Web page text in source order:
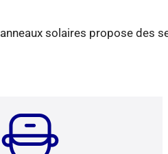
solaires propose des